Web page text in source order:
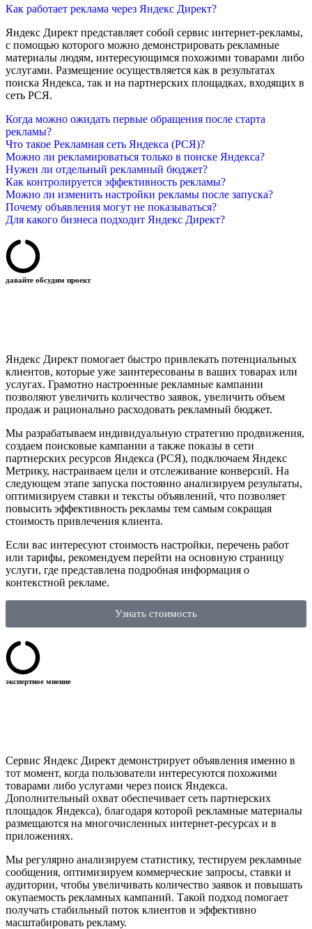
Как работает реклама через Яндекс Директ?
Яндекс Директ представляет собой сервис интернет-рекламы,
с помощью которого можно демонстрировать рекламные
материалы людям, интересующимся похожими товарами либо
услугами. Размещение осуществляется как в результатах
поиска Яндекса, так и на партнерских площадках, входящих в
сеть РСЯ.
Когда можно ожидать первые обращения после старта
рекламы?
Что такое Рекламная сеть Яндекса (РСЯ)?
Можно ли рекламироваться только в поиске Яндекса?
Нужен ли отдельный рекламный бюджет?
Как контролируется эффективность рекламы?
Можно ли изменить настройки рекламы после запуска?
Почему объявления могут не показываться?
Для какого бизнеса подходит Яндекс Директ?
давайте обсудим проект
Яндекс Директ помогает быстро привлекать потенциальных
клиентов, которые уже заинтересованы в ваших товарах или
услугах. Грамотно настроенные рекламные кампании
позволяют увеличить количество заявок, увеличить объем
продаж и рационально расходовать рекламный бюджет.
Мы разрабатываем индивидуальную стратегию продвижения,
создаем поисковые кампании а также показы в сети
партнерских ресурсов Яндекса (РСЯ), подключаем Яндекс
Метрику, настраиваем цели и отслеживание конверсий. На
следующем этапе запуска постоянно анализируем результаты,
оптимизируем ставки и тексты объявлений, что позволяет
повысить эффективность рекламы тем самым сокращая
стоимость привлечения клиента.
Если вас интересуют стоимость настройки, перечень работ
или тарифы, рекомендуем перейти на основную страницу
услуги, где представлена подробная информация о
контекстной рекламе.
Узнать стоимость
экспертное мнение
Сервис Яндекс Директ демонстрирует объявления именно в
тот момент, когда пользователи интересуются похожими
товарами либо услугами через поиск Яндекса.
Дополнительный охват обеспечивает сеть партнерских
площадок Яндекса), благодаря которой рекламные материалы
размещаются на многочисленных интернет-ресурсах и в
приложениях.
Мы регулярно анализируем статистику, тестируем рекламные
сообщения, оптимизируем коммерческие запросы, ставки и
аудитории, чтобы увеличивать количество заявок и повышать
окупаемость рекламных кампаний. Такой подход помогает
получать стабильный поток клиентов и эффективно
масштабировать рекламу.